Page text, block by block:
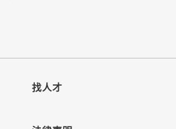
找人才